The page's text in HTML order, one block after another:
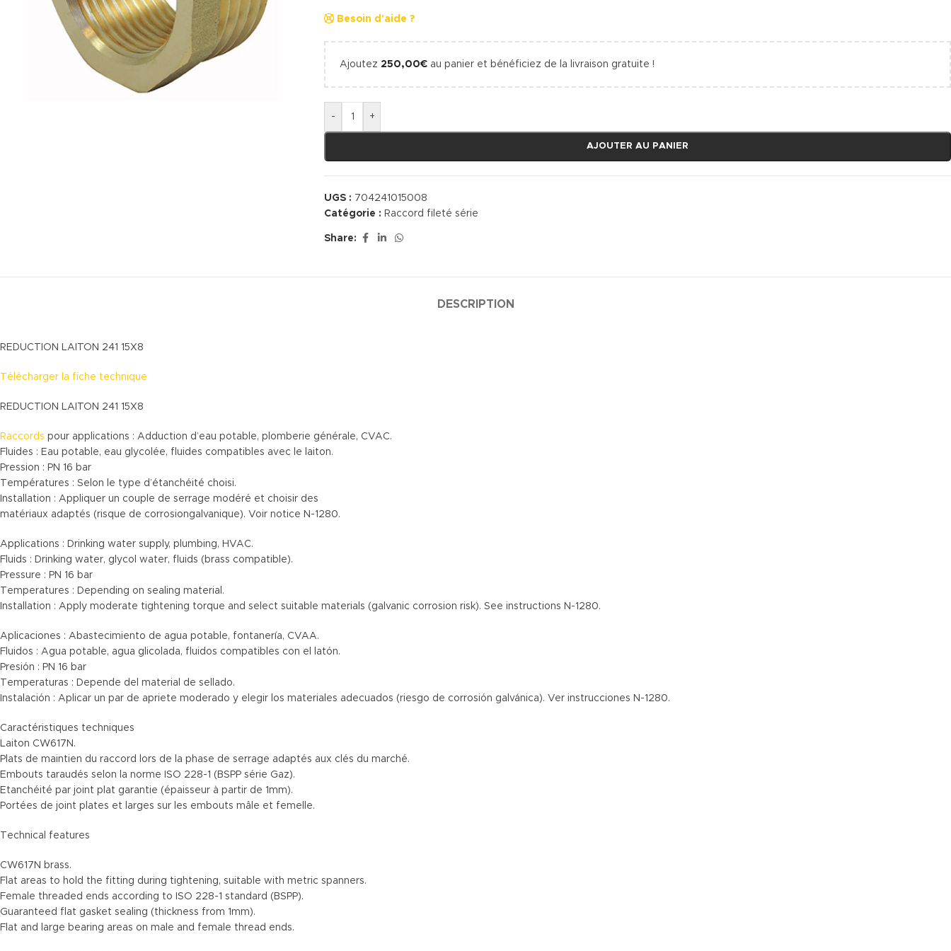
Besoin d'aide ?
Ajoutez 250,00€ au panier et bénéficiez de la livraison gratuite !
- +
AJOUTER AU PANIER
UGS : 704241015008
Catégorie : Raccord fileté série
Share:
DESCRIPTION
REDUCTION LAITON 241 15X8
Télécharger la fiche technique
REDUCTION LAITON 241 15X8
Raccords pour applications : Adduction d’eau potable, plomberie générale, CVAC.
Fluides : Eau potable, eau glycolée, fluides compatibles avec le laiton.
Pression : PN 16 bar
Températures : Selon le type d’étanchéité choisi.
Installation : Appliquer un couple de serrage modéré et choisir des
matériaux adaptés (risque de corrosiongalvanique). Voir notice N-1280.
Applications : Drinking water supply, plumbing, HVAC.
Fluids : Drinking water, glycol water, fluids (brass compatible).
Pressure : PN 16 bar
Temperatures : Depending on sealing material.
Installation : Apply moderate tightening torque and select suitable materials (galvanic corrosion risk). See instructions N-1280.
Aplicaciones : Abastecimiento de agua potable, fontanería, CVAA.
Fluidos : Agua potable, agua glicolada, fluidos compatibles con el latón.
Presión : PN 16 bar
Temperaturas : Depende del material de sellado.
Instalación : Aplicar un par de apriete moderado y elegir los materiales adecuados (riesgo de corrosión galvánica). Ver instrucciones N-1280.
Caractéristiques techniques
Laiton CW617N.
Plats de maintien du raccord lors de la phase de serrage adaptés aux clés du marché.
Embouts taraudés selon la norme ISO 228-1 (BSPP série Gaz).
Etanchéité par joint plat garantie (épaisseur à partir de 1mm).
Portées de joint plates et larges sur les embouts mâle et femelle.
Technical features
CW617N brass.
Flat areas to hold the fitting during tightening, suitable with metric spanners.
Female threaded ends according to ISO 228-1 standard (BSPP).
Guaranteed flat gasket sealing (thickness from 1mm).
Flat and large bearing areas on male and female thread ends.